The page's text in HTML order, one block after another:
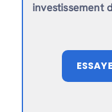
investissement